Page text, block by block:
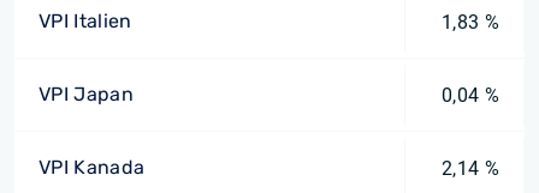
VPI Italien 1,83 %
VPI Japan 0,04 %
VPI Kanada 2,14 %